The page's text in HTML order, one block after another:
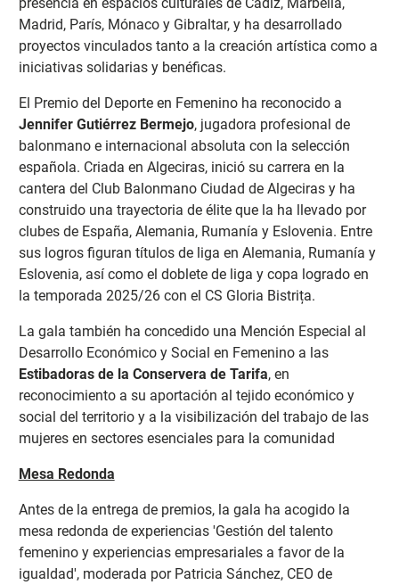
Madrid, París, Mónaco y Gibraltar, y ha desarrollado
proyectos vinculados tanto a la creación artística como a
iniciativas solidarias y benéficas.
El Premio del Deporte en Femenino ha reconocido a
Jennifer Gutiérrez Bermejo, jugadora profesional de
balonmano e internacional absoluta con la selección
española. Criada en Algeciras, inició su carrera en la
cantera del Club Balonmano Ciudad de Algeciras y ha
construido una trayectoria de élite que la ha llevado por
clubes de España, Alemania, Rumanía y Eslovenia. Entre
sus logros figuran títulos de liga en Alemania, Rumanía y
Eslovenia, así como el doblete de liga y copa logrado en
la temporada 2025/26 con el CS Gloria Bistrița.
La gala también ha concedido una Mención Especial al
Desarrollo Económico y Social en Femenino a las
Estibadoras de la Conservera de Tarifa, en
reconocimiento a su aportación al tejido económico y
social del territorio y a la visibilización del trabajo de las
mujeres en sectores esenciales para la comunidad
Mesa Redonda
Antes de la entrega de premios, la gala ha acogido la
mesa redonda de experiencias 'Gestión del talento
femenino y experiencias empresariales a favor de la
igualdad', moderada por Patricia Sánchez, CEO de